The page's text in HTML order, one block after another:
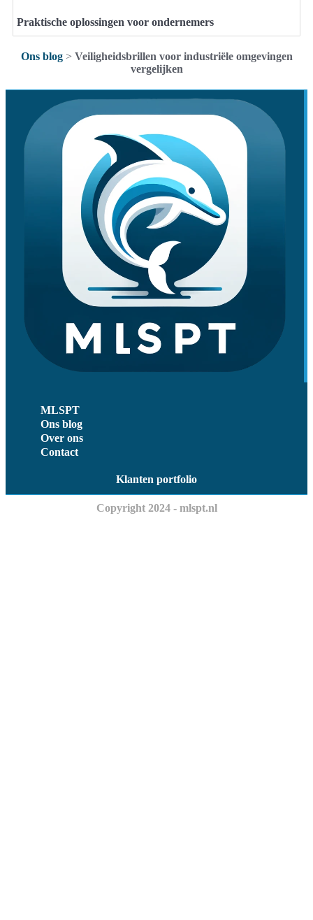
Praktische oplossingen voor ondernemers
Ons blog> Veiligheidsbrillen voor industriële omgevingen
vergelijken
MLSPT
Ons blog
Over ons
Contact
Klanten portfolio
Copyright 2024 - mlspt.nl